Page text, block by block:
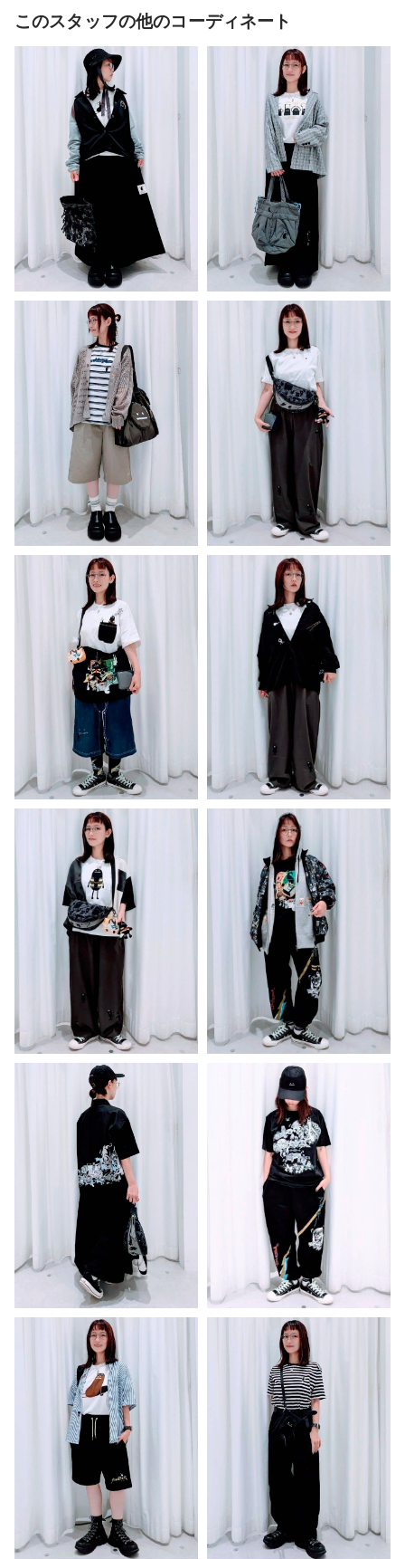
このスタッフの他のコーディネート